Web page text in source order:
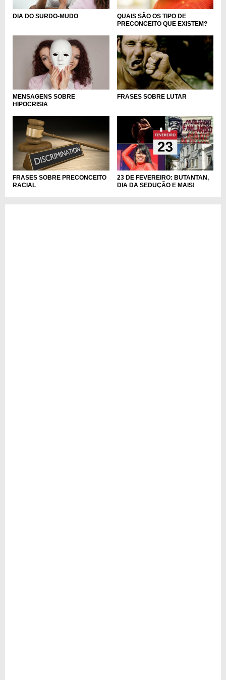
DIA DO SURDO-MUDO
QUAIS SÃO OS TIPO DE
PRECONCEITO QUE EXISTEM?
MENSAGENS SOBRE
HIPOCRISIA
FRASES SOBRE LUTAR
FRASES SOBRE PRECONCEITO
RACIAL
23 DE FEVEREIRO: BUTANTAN,
DIA DA SEDUÇÃO E MAIS!